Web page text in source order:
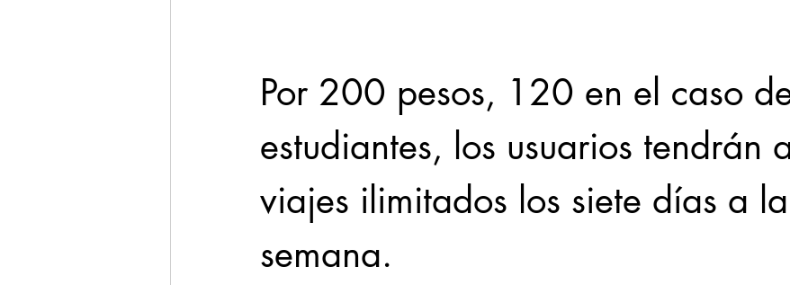
Por 200 pesos, 120 en el caso
estudiantes, los usuarios tendrán
viajes ilimitados los siete días a la
semana.